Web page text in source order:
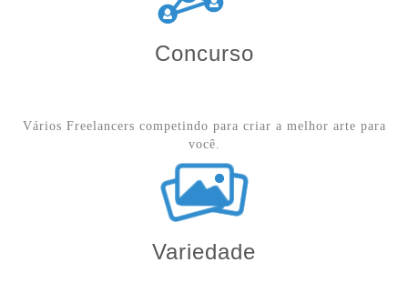
Concurso
Vários Freelancers competindo para criar a melhor arte para
você.
Variedade